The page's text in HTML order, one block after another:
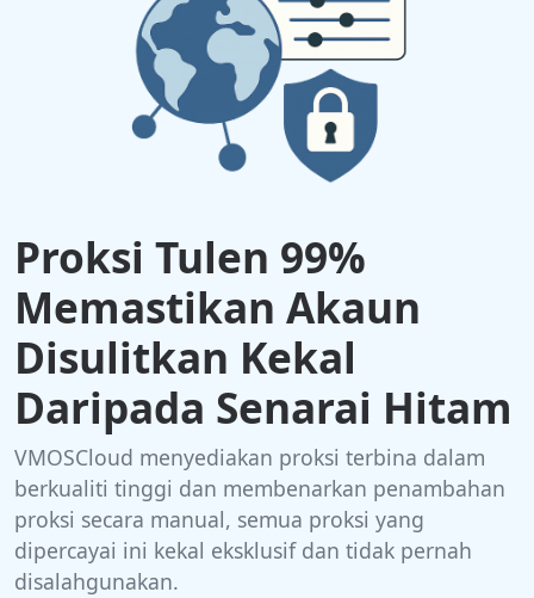
Proksi Tulen 99%
Memastikan Akaun
Disulitkan Kekal
Daripada Senarai Hitam
VMOSCloud menyediakan proksi terbina dalam
berkualiti tinggi dan membenarkan penambahan
proksi secara manual, semua proksi yang
dipercayai ini kekal eksklusif dan tidak pernah
disalahgunakan.